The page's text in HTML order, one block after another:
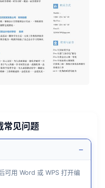
常见问题
−
可用 Word 或 WPS 打开编